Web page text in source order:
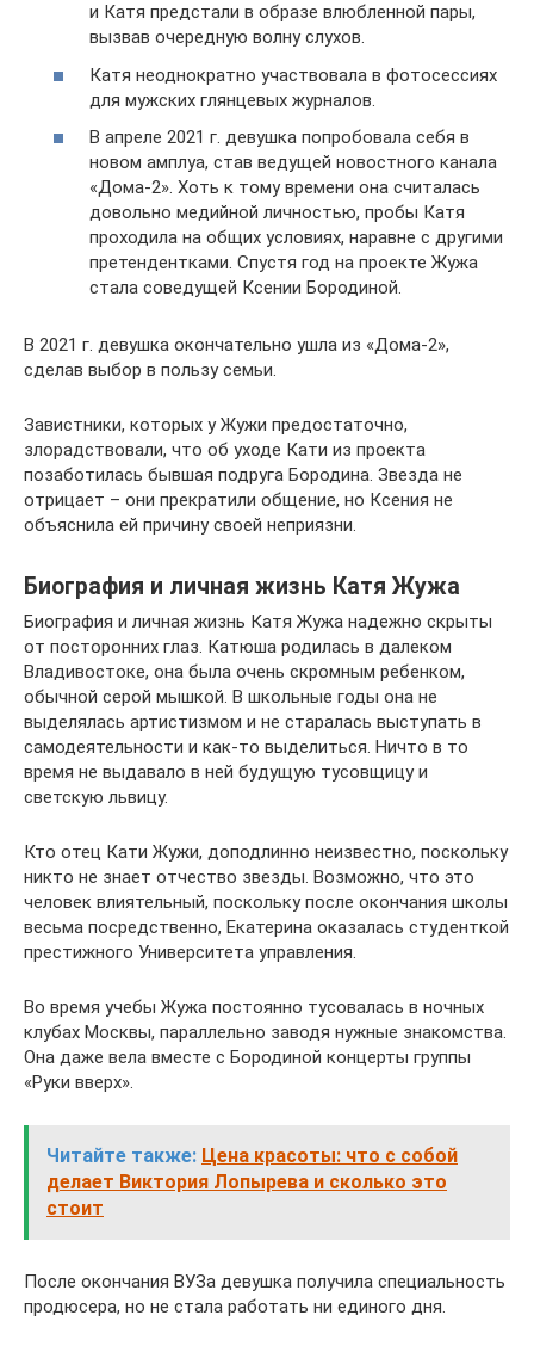
и Катя предстали в образе влюбленной пары,
вызвав очередную волну слухов.
Катя неоднократно участвовала в фотосессиях
для мужских глянцевых журналов.
В апреле 2021 г. девушка попробовала себя в
новом амплуа, став ведущей новостного канала
«Дома-2». Хоть к тому времени она считалась
довольно медийной личностью, пробы Катя
проходила на общих условиях, наравне с другими
претендентками. Спустя год на проекте Жужа
стала соведущей Ксении Бородиной.
В 2021 г. девушка окончательно ушла из «Дома-2»,
сделав выбор в пользу семьи.
Завистники, которых у Жужи предостаточно,
злорадствовали, что об уходе Кати из проекта
позаботилась бывшая подруга Бородина. Звезда не
отрицает – они прекратили общение, но Ксения не
объяснила ей причину своей неприязни.
Биография и личная жизнь Катя Жужа
Биография и личная жизнь Катя Жужа надежно скрыты
от посторонних глаз. Катюша родилась в далеком
Владивостоке, она была очень скромным ребенком,
обычной серой мышкой. В школьные годы она не
выделялась артистизмом и не старалась выступать в
самодеятельности и как-то выделиться. Ничто в то
время не выдавало в ней будущую тусовщицу и
светскую львицу.
Кто отец Кати Жужи, доподлинно неизвестно, поскольку
никто не знает отчество звезды. Возможно, что это
человек влиятельный, поскольку после окончания школы
весьма посредственно, Екатерина оказалась студенткой
престижного Университета управления.
Во время учебы Жужа постоянно тусовалась в ночных
клубах Москвы, параллельно заводя нужные знакомства.
Она даже вела вместе с Бородиной концерты группы
«Руки вверх».
Читайте также: Цена красоты: что с собой
делает Виктория Лопырева и сколько это
стоит
После окончания ВУЗа девушка получила специальность
продюсера, но не стала работать ни единого дня.